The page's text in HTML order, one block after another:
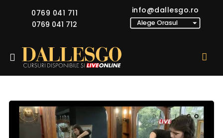
0769 041 711
0769 041 712
info@dallesgo.ro